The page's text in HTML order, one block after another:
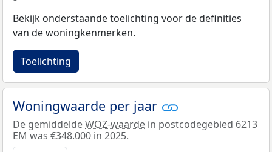
Bekijk onderstaande toelichting voor de definities
van de woningkenmerken.
Toelichting
Woningwaarde per jaar
De gemiddeldeWOZ-waarde in postcodegebied 6213
EM was €348.000 in 2025.